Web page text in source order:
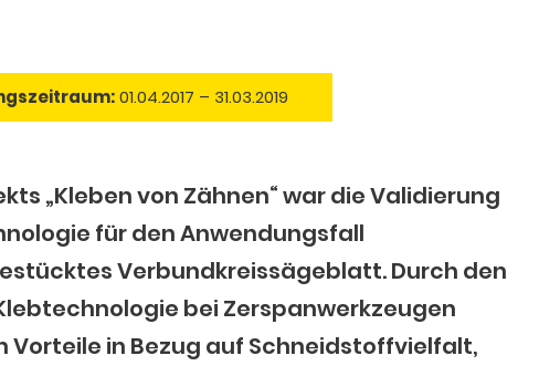
01.04.2017 – 31.03.2019
„Kleben von Zähnen“ war die Validierung
für den Anwendungsfall
Verbundkreissägeblatt. Durch den
bei Zerspanwerkzeugen
Vorteile in Bezug auf Schneidstoffvielfalt,